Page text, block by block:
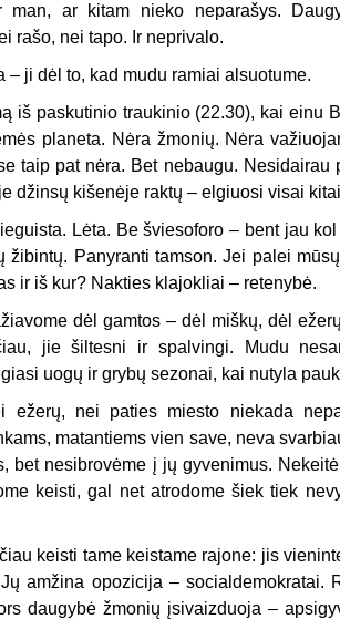
ar kitam nieko neparašys.
rašo, nei tapo. Ir neprivalo.
– ji dėl to, kad mudu ramiai alsuotume.
iš paskutinio traukinio (22.30), kai einu
planeta. Nėra žmonių. Nėra
taip pat nėra. Bet nebaugu. Nesidairau
džinsų kišenėje raktų – elgiuosi visai
Lėta. Be šviesoforo – bent jau
žibintų. Panyranti tamson. Jei palei
ir iš kur? Nakties klajokliai – retenybė.
dėl gamtos – dėl miškų, dėl
jie šiltesni ir spalvingi. Mudu
uogų ir grybų sezonai, kai nutyla
ežerų, nei paties miesto niekada
matantiems vien save, neva
bet nesibrovėme į jų gyvenimus.
keisti, gal net atrodome šiek tiek
keisti tame keistame rajone: jis
amžina opozicija – socialdemokratai.
daugybė žmonių įsivaizduoja –